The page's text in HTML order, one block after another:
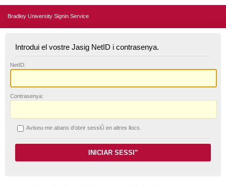
Bradley University Signin Service
Introdui el vostre Jasig NetID i contrasenya.
NetID:
Contrasenya:
Aviseu-me abans d'obrir sessiÛ en altres llocs.